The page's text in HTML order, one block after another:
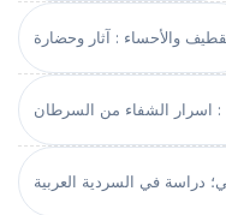
والأحساء : آثار وحضارة
: اسرار الشفاء من السرطان
دراسة في السردية العربية